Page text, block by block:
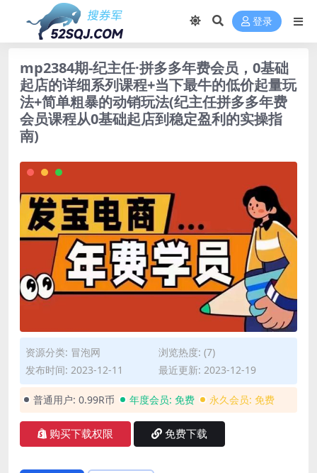
登录
mp2384期-纪主任·拼多多年费会员，0基础
起店的详细系列课程+当下最牛的低价起量玩
法+简单粗暴的动销玩法(纪主任拼多多年费
会员课程从0基础起店到稳定盈利的实操指
南)
资源分类: 冒泡网
浏览热度: (7)
发布时间: 2023-12-11
最近更新: 2023-12-19
普通用户: 0.99R币 年度会员: 免费 永久会员: 免费
购买下载权限 免费下载